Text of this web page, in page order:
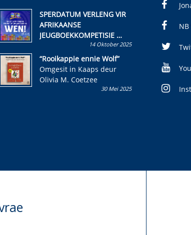
SPERDATUM VERLENG VIR
AFRIKAANSE
JEUGBOEKKOMPETISIE
Skryf ’n jeugboek of
kinderboek en staan ’n
kans om R50 000 te wen!
14 Oktober 2025
“Rooikappie ennie Wolf”
Omgesit in Kaaps deur
Olivia M. Coetzee
30 Mei 2025
NB